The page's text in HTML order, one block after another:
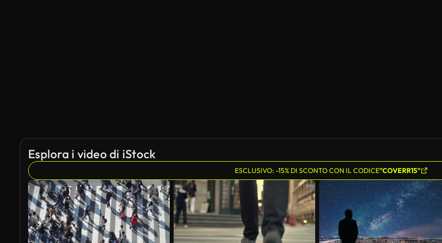
Esplora i video di iStock
ESCLUSIVO: -15% DI SCONTO CON IL CODICE"COVERR15"